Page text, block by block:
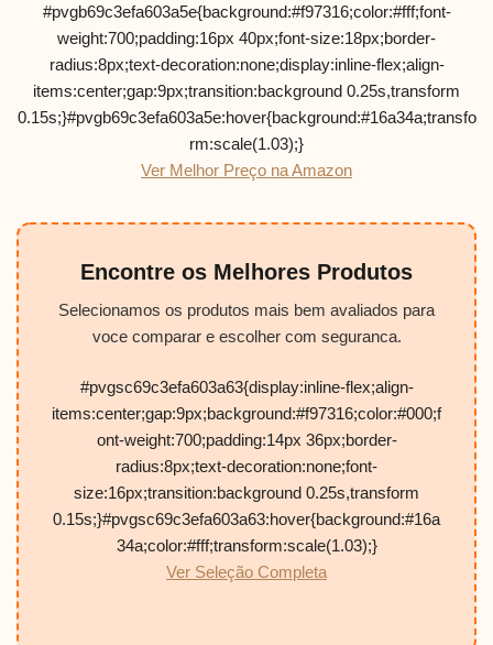
#pvgb69c3efa603a5e{background:#f97316;color:#fff;font-
weight:700;padding:16px 40px;font-size:18px;border-
radius:8px;text-decoration:none;display:inline-flex;align-
items:center;gap:9px;transition:background 0.25s,transform
0.15s;}#pvgb69c3efa603a5e:hover{background:#16a34a;transfo
rm:scale(1.03);}
Ver Melhor Preço na Amazon
Encontre os Melhores Produtos
Selecionamos os produtos mais bem avaliados para
voce comparar e escolher com seguranca.
#pvgsc69c3efa603a63{display:inline-flex;align-
items:center;gap:9px;background:#f97316;color:#000;f
ont-weight:700;padding:14px 36px;border-
radius:8px;text-decoration:none;font-
size:16px;transition:background 0.25s,transform
0.15s;}#pvgsc69c3efa603a63:hover{background:#16a
34a;color:#fff;transform:scale(1.03);}
Ver Seleção Completa